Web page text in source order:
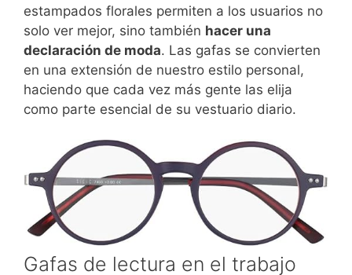
estampados florales permiten a los usuarios no
solo ver mejor, sino también hacer una
declaración de moda. Las gafas se convierten
en una extensión de nuestro estilo personal,
haciendo que cada vez más gente las elija
como parte esencial de su vestuario diario.
Gafas de lectura en el trabajo